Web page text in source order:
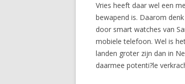
Vries heeft daar wel een
bewapend is. Daarom
door smart watches van
mobiele telefoon. Wel is
landen groter zijn dan in
daarmee potenti?le